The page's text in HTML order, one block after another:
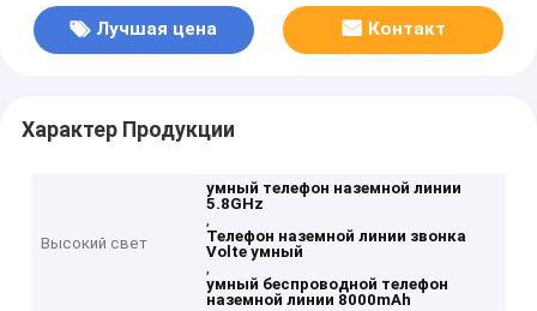
Лучшая цена Контакт
Характер Продукции
Высокий свет
умный телефон наземной линии
5.8GHz
,
Телефон наземной линии звонка
Volte умный
,
умный беспроводной телефон
наземной линии 8000mAh